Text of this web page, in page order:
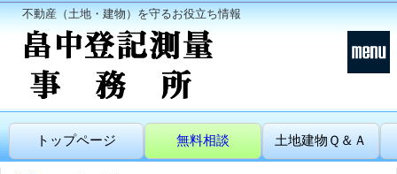
不動産（土地・建物）を守るお役立ち情報
トップページ 無料相談 土地建物Ｑ＆Ａ